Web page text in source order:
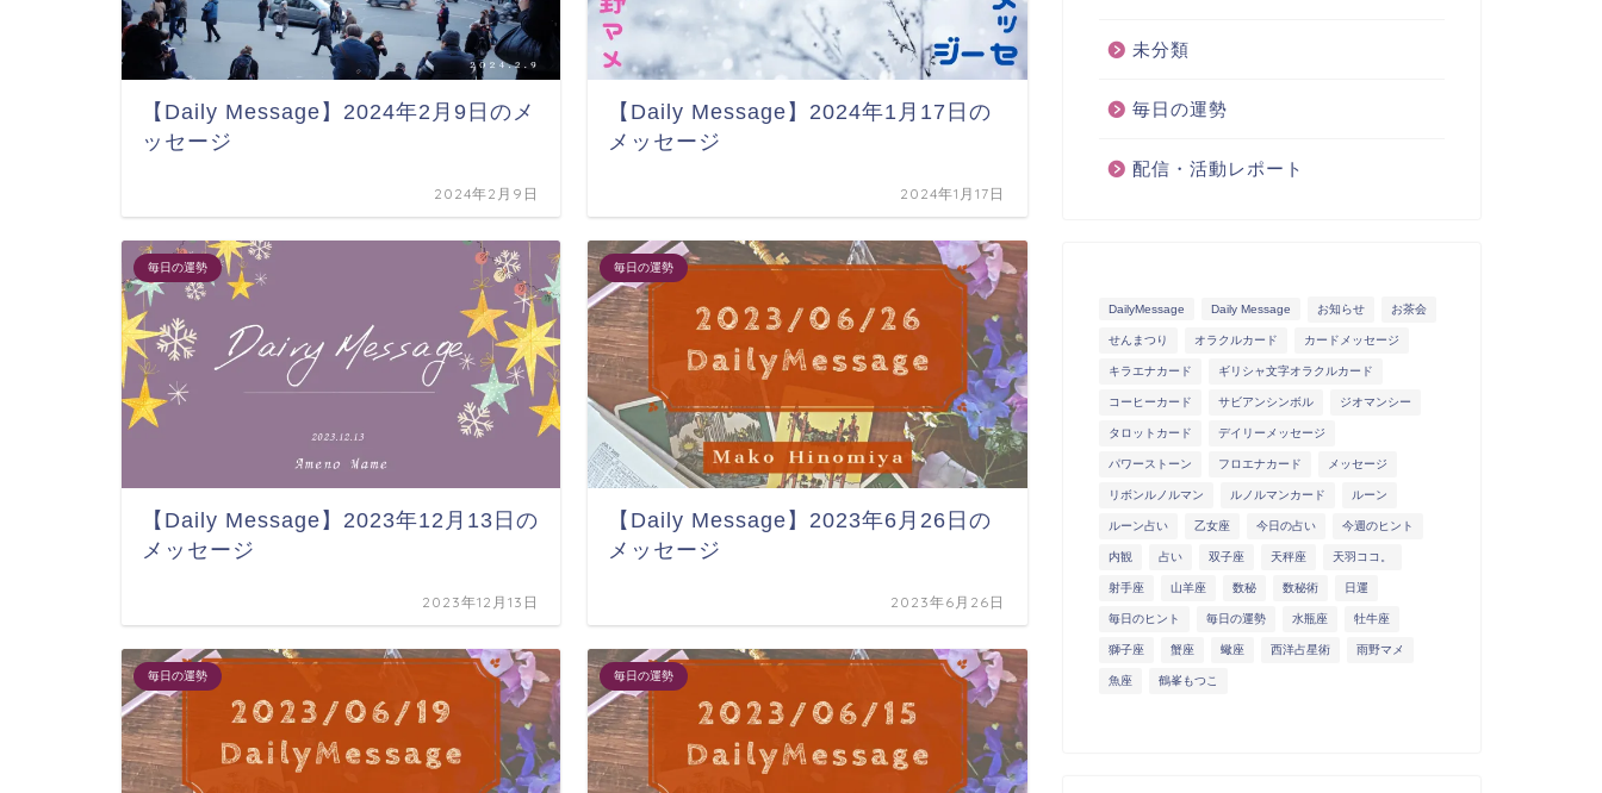
【Daily Message】2024年2月9日のメ
ッセージ
2024年2月9日
【Daily Message】2024年1月17日の
メッセージ
2024年1月17日
毎日の運勢
【Daily Message】2023年12月13日の
メッセージ
2023年12月13日
毎日の運勢
【Daily Message】2023年6月26日の
メッセージ
2023年6月26日
毎日の運勢 毎日の運勢
未分類
毎日の運勢
配信・活動レポート
DailyMessage Daily Message お知らせ お茶会
せんまつり オラクルカード カードメッセージ
キラエナカード ギリシャ文字オラクルカード
コーヒーカード サビアンシンボル ジオマンシー
タロットカード デイリーメッセージ
パワーストーン フロエナカード メッセージ
リボンルノルマン ルノルマンカード ルーン
ルーン占い 乙女座 今日の占い 今週のヒント
内観 占い 双子座 天秤座 天羽ココ。
射手座 山羊座 数秘 数秘術 日運
毎日のヒント 毎日の運勢 水瓶座 牡牛座
獅子座 蟹座 蠍座 西洋占星術 雨野マメ
魚座 鶴峯もつこ